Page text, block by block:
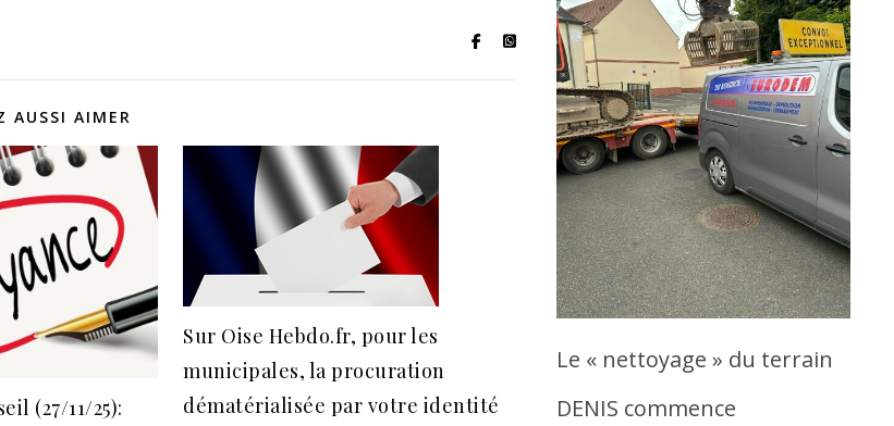
AUSSI AIMER
(27/11/25):
Sur Oise Hebdo.fr, pour les
municipales, la procuration
dématérialisée par votre identité
Le « nettoyage » du terrain
DENIS commence